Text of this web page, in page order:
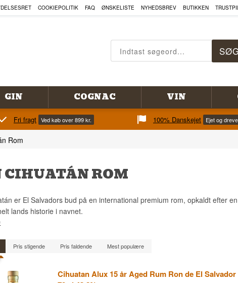
COOKIEPOLITIK FAQ ØNSKELISTE NYHEDSBREV BUTIKKEN
GIN COGNAC VIN
Fri fragt Ved køb over 899 kr. 100% Danskejet Ejet og
Rom
CIHUATÁN ROM
er El Salvadors bud på en international premium rom, opkaldt efter
lands historie i navnet.
Pris stigende Pris faldende Mest populære
Cihuatan Alux 15 år Aged Rum Ron de El